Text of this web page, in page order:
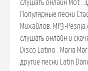
слушать онлайн Mot .
Популярные песни
Михайлов. MP3-
слушать онлайн и
Disco Latino : Maria
другие песни Latin